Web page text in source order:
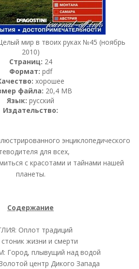
мир в твоих руках №45 (ноябрь
2010)
Страниц: 24
Формат: pdf
хорошее
файла: 20,4 MB
Язык: русский
Издательство:
энциклопедического
для всех,
с красотами и тайнами нашей
планеты.
Содержание
Оплот традиций
жизни и смерти
Город, плывущий над водой
центр Дикого Запада